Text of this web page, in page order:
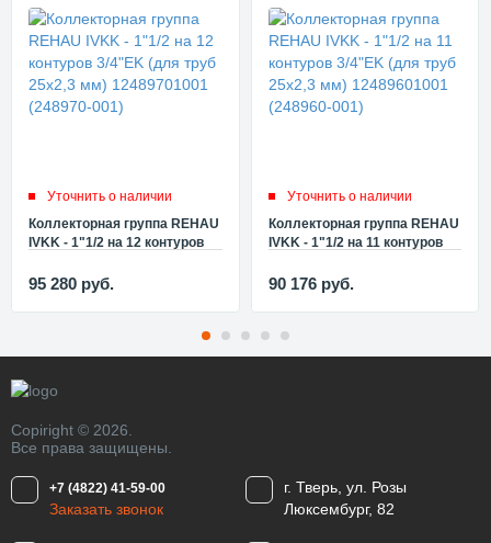
Уточнить о наличии
Коллекторная группа REHAU
IVKK - 1"1/2 на 12 контуров
12489701001 (248970-001)
95 280 руб.
Уточнить о наличии
Коллекторная группа REHAU
IVKK - 1"1/2 на 11 контуров
12489601001 (248960-001)
90 176 руб.
Copiright © 2026.
Все права защищены.
+7 (4822) 41-59-00
Заказать звонок
г. Тверь, ул. Розы
Люксембург, 82